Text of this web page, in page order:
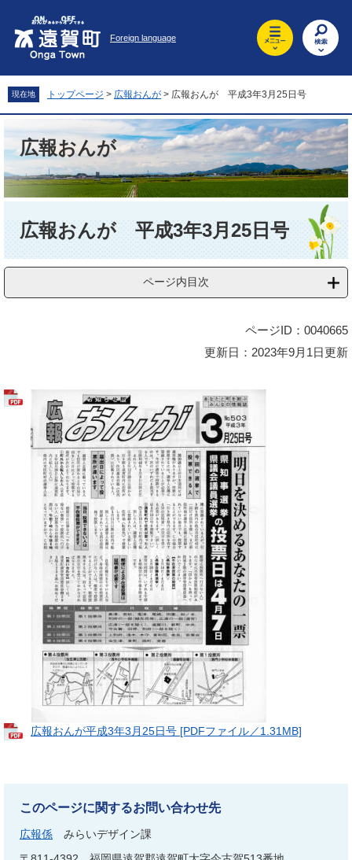
先
頭
を
飛
文
へ
Foreign language
現在地 トップページ > 広報おんが > 広報おんが 平成3年3月25日号
広報おんが
広報おんが 平成3年3月25日号
ページ内目次
ページID：0040665
更新日：2023年9月1日更新
広報おんが平成3年3月25日号 [PDFファイル／1.31MB]
このページに関するお問い合わせ先
広報係
みらいデザイン課